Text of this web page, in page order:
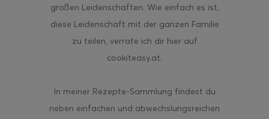
großen Leidenschaften. Wie einfach es ist,
diese Leidenschaft mit der ganzen Familie
zu teilen, verrate ich dir hier auf
cookiteasy.at.
In meiner Rezepte-Sammlung findest du
neben einfachen und abwechslungsreichen